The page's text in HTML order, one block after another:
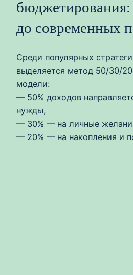
бюджетирования:
до современных
Среди популярных
выделяется метод 50/30/
модели:
— 50% доходов
нужды,
— 30% — на личные
— 20% — на накопления и